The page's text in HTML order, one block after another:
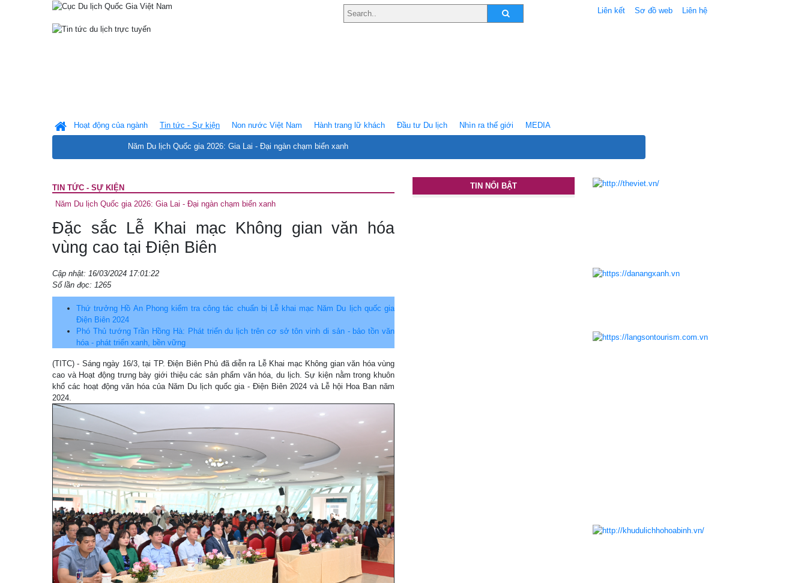
Liên kết Sơ đồ web Liên hệ
Hoạt động của ngành Tin tức - Sự kiện
Năm Du lịch Quốc gia 2026: Gia Lai - Đại ngàn chạm biển xanh
Non nước Việt Nam Hành trang lữ khách Ðầu tư Du lịch Nhìn ra thế giới MEDIA
TIN TỨC - SỰ KIỆN
Năm Du lịch Quốc gia 2026: Gia Lai - Đại ngàn chạm biển xanh
Đặc sắc Lễ Khai mạc Không gian văn hóa
vùng cao tại Điện Biên
Cập nhật: 16/03/2024 17:01:22
Số lần đọc: 1265
Thứ trưởng Hồ An Phong kiểm tra công tác chuẩn bị Lễ khai mạc Năm Du lịch quốc gia
Điện Biên 2024
Phó Thủ tướng Trần Hồng Hà: Phát triển du lịch trên cơ sở tôn vinh di sản - bảo tồn văn
hóa - phát triển xanh, bền vững
(TITC) - Sáng ngày 16/3, tại TP. Điện Biên Phủ đã diễn ra Lễ Khai mạc Không gian văn hóa vùng
cao và Hoạt động trưng bày giới thiệu các sản phẩm văn hóa, du lịch. Sự kiện nằm trong khuôn
khổ các hoạt động văn hóa của Năm Du lịch quốc gia - Điện Biên 2024 và Lễ hội Hoa Ban năm
2024.
TIN NỔI BẬT